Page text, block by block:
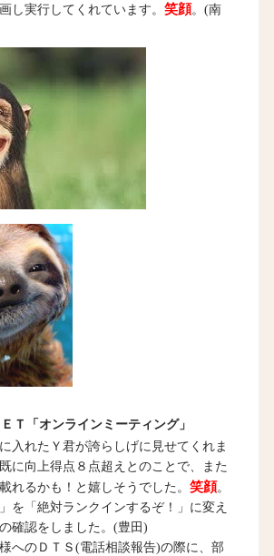
し実行してくれています。 笑顔。(南
Ｔ「オンラインミーティング」
入れたＹ君が誇らしげに見せてくれま
に向上得点８点超えとのことで、また
れるかも！と嬉しそうでした。 笑顔。
を「絶対ランクインするぞ！」に変え
確認をしました。(豊田)
へのＤＴＳ(電話相談報告)の際に、部